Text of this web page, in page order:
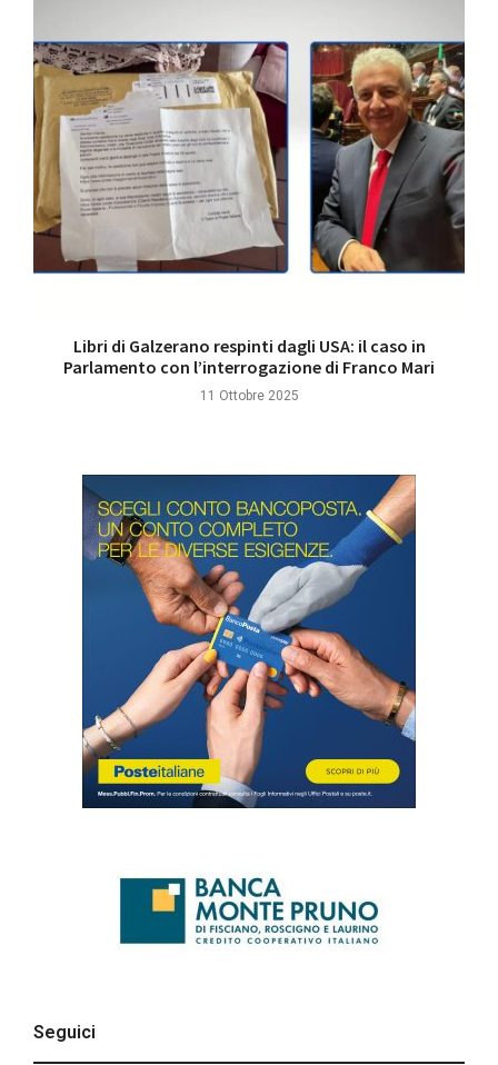
Libri di Galzerano respinti dagli USA: il caso in
Parlamento con l’interrogazione di Franco Mari
11 Ottobre 2025
Seguici